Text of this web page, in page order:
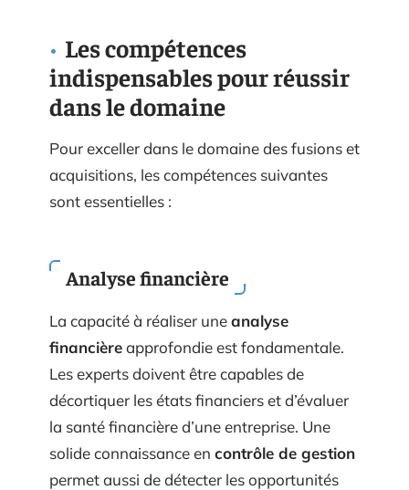
Les compétences
indispensables pour réussir
dans le domaine
Pour exceller dans le domaine des fusions et
acquisitions, les compétences suivantes
sont essentielles :
Analyse financière
La capacité à réaliser uneanalyse
financièreapprofondie est fondamentale.
Les experts doivent être capables de
décortiquer les états financiers et d’évaluer
la santé financière d’une entreprise. Une
solide connaissance en contrôle de gestion
permet aussi de détecter les opportunités